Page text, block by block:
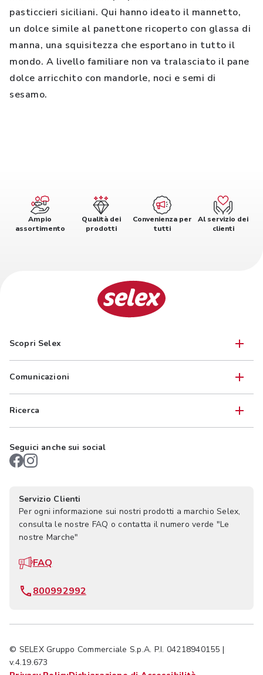
pasticcieri siciliani. Qui hanno ideato il mannetto,
un dolce simile al panettone ricoperto con glassa di
manna, una squisitezza che esportano in tutto il
mondo. A livello familiare non va tralasciato il pane
dolce arricchito con mandorle, noci e semi di
sesamo.
Ampio
assortimento
Qualità dei
prodotti
Convenienza per
tutti
Al servizio dei
clienti
Scopri Selex
Comunicazioni
Ricerca
Seguici anche sui social
Servizio Clienti
Per ogni informazione sui nostri prodotti a marchio Selex,
consulta le nostre FAQ o contatta il numero verde "Le
nostre Marche"
FAQ
800992992
© SELEX Gruppo Commerciale S.p.A. P.I. 04218940155 |
v.4.19.673